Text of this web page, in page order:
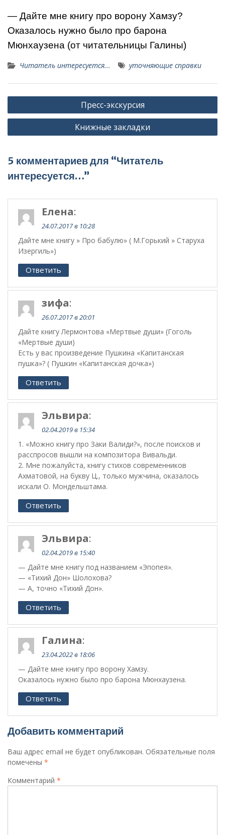
— Дайте мне книгу про ворону Хамзу?
Оказалось нужно было про барона
Мюнхаузена (от читательницы Галины)
Читатель интересуется... уточняющие справки
Навигация
по
Пресс-экскурсия
Книжные закладки
5 комментариев для “Читатель
интересуется…”
Елена:
24.07.2017 в 10:28
Дайте мне книгу » Про бабулю» ( М.Горький » Старуха
Изергиль»)
Ответить
зифа:
26.07.2017 в 20:01
Дайте книгу Лермонтова «Мертвые души» (Гоголь
«Мертвые души)
Есть у вас произведение Пушкина «Капитанская
пушка»? ( Пушкин «Капитанская дочка»)
Ответить
Эльвира:
02.04.2019 в 15:34
1. «Можно книгу про Заки Валиди?», после поисков и
расспросов вышли на композитора Вивальди.
2. Мне пожалуйста, книгу стихов современников
Ахматовой, на букву Ц., только мужчина, оказалось
искали О. Мондельштама.
Ответить
Эльвира:
02.04.2019 в 15:40
— Дайте мне книгу под названием «Эпопея».
— «Тихий Дон» Шолохова?
— А, точно «Тихий Дон».
Ответить
Галина:
23.04.2022 в 18:06
— Дайте мне книгу про ворону Хамзу.
Оказалось нужно было про барона Мюнхаузена.
Ответить
Добавить комментарий
Ваш адрес email не будет опубликован. Обязательные поля
помечены *
Комментарий *